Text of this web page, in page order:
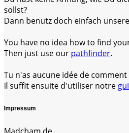
sollst?
Dann benutz doch einfach
You have no idea how to find
Then just use our pathfinder.
Tu n'as aucune idée de
Il suffit ensuite d'utiliser notre
Impressum